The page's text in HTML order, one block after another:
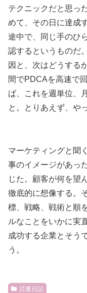
テクニックだと思っ
めて、その日に達成
途中で、同じ手のひ
認するというものだ
因と、次はどうする
間でPDCAを高速で
ば、これを週単位、
と。とりあえず、や
マーケティングと聞
事のイメージがあっ
じた。顧客が何を望
徹底的に想像する。
標、戦略、戦術と順
ルなことをいかに実
成功する企業とそう
う。
読書日誌